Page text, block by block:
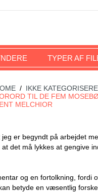
TYPER AF
/ IKKE
TIL DE FEM
MELCHIOR
er begyndt på arbejdet
det må lykkes at gengive
og en fortolkning, fordi
betyde en væsentlig